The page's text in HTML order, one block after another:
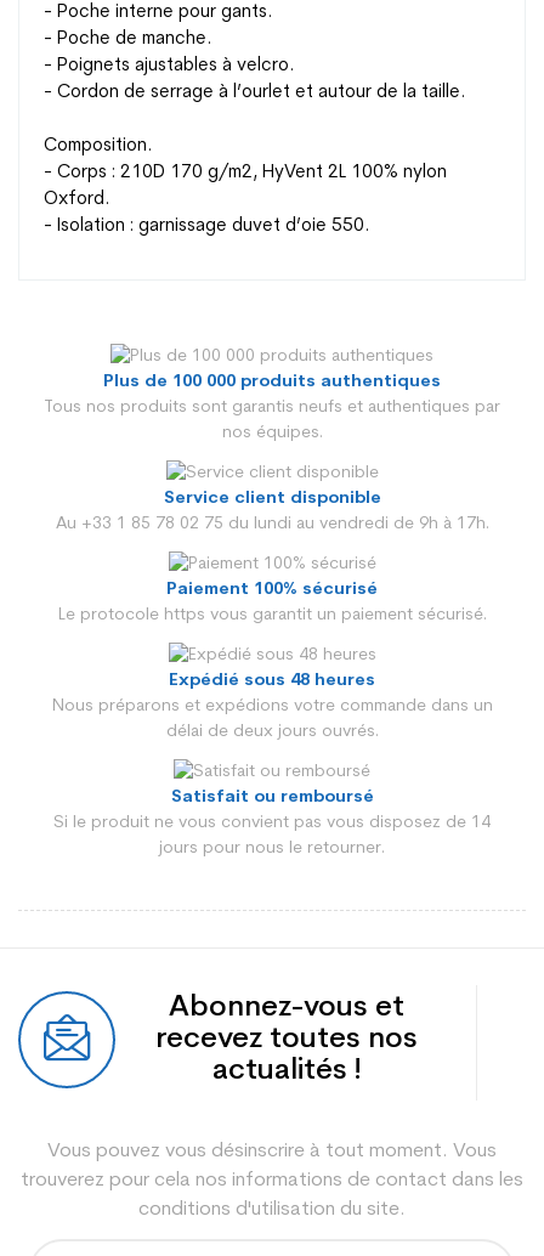
- Poche interne pour gants.
- Poche de manche.
- Poignets ajustables à velcro.
- Cordon de serrage à l’ourlet et autour de la taille.
Composition.
- Corps : 210D 170 g/m2, HyVent 2L 100% nylon
Oxford.
- Isolation : garnissage duvet d’oie 550.
Enfant
Noir
Automne Hiver 2024/2025
Mc Murdo
Type produit Parkas enfant
Plus de 100 000 produits authentiques
Tous nos produits sont garantis neufs et authentiques par
nos équipes.
Service client disponible
Au +33 1 85 78 02 75 du lundi au vendredi de 9h à 17h.
Paiement 100% sécurisé
Le protocole https vous garantit un paiement sécurisé.
Expédié sous 48 heures
Nous préparons et expédions votre commande dans un
délai de deux jours ouvrés.
Satisfait ou remboursé
Si le produit ne vous convient pas vous disposez de 14
jours pour nous le retourner.
Abonnez-vous et
recevez toutes nos
actualités !
Vous pouvez vous désinscrire à tout moment. Vous
trouverez pour cela nos informations de contact dans les
conditions d'utilisation du site.